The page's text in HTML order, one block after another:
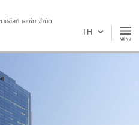
ท์อีสท์ เอเชีย จำกัด